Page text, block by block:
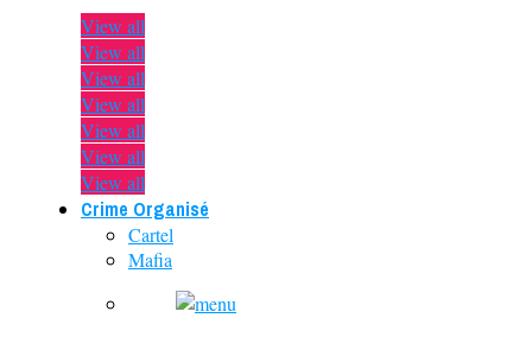
View all
View all
View all
View all
View all
View all
View all
Crime Organisé
Cartel
Mafia